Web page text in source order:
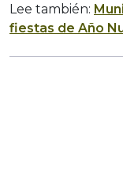
Lee también:
fiestas de Año